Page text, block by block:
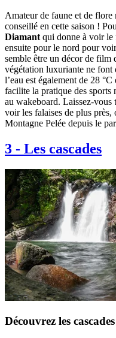
Amateur de faune et de flore
conseillé en cette saison !
Diamant qui donne à voir le
ensuite pour le nord pour
semble être un décor de film
végétation luxuriante ne font
l’eau est également de 28
facilite la pratique des sports
au wakeboard. Laissez-vous
voir les falaises de plus
Montagne Pelée depuis le
3 - Les cascades
Découvrez les